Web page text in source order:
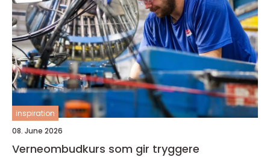
inspiration
08. June 2026
Verneombudkurs som gir tryggere